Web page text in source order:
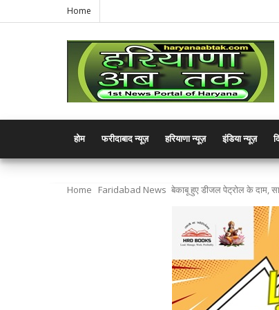
Home
होम फरीदाबाद न्यूज़ हरियाणा न्यूज़ इंडिया न्यूज़
Home Faridabad News बेकाबू हुए डीजल पेट्रोल के दाम,